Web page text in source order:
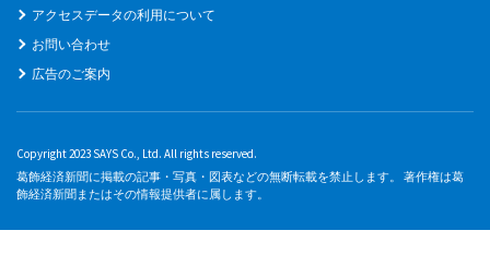
アクセスデータの利用について
お問い合わせ
広告のご案内
Copyright 2023 SAYS Co., Ltd. All rights reserved.
葛飾経済新聞に掲載の記事・写真・図表などの無断転載を禁止します。 著作権は葛
飾経済新聞またはその情報提供者に属します。